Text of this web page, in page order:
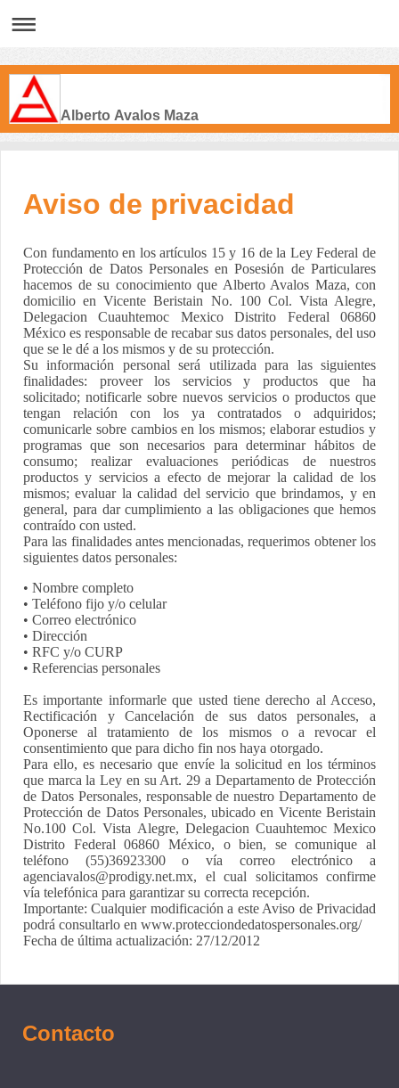
Alberto Avalos Maza
Aviso de privacidad
Con fundamento en los artículos 15 y 16 de la Ley Federal de
Protección de Datos Personales en Posesión de Particulares
hacemos de su conocimiento que Alberto Avalos Maza, con
domicilio en Vicente Beristain No. 100 Col. Vista Alegre,
Delegacion Cuauhtemoc Mexico Distrito Federal 06860
México es responsable de recabar sus datos personales, del uso
que se le dé a los mismos y de su protección.
Su información personal será utilizada para las siguientes
finalidades: proveer los servicios y productos que ha
solicitado; notificarle sobre nuevos servicios o productos que
tengan relación con los ya contratados o adquiridos;
comunicarle sobre cambios en los mismos; elaborar estudios y
programas que son necesarios para determinar hábitos de
consumo; realizar evaluaciones periódicas de nuestros
productos y servicios a efecto de mejorar la calidad de los
mismos; evaluar la calidad del servicio que brindamos, y en
general, para dar cumplimiento a las obligaciones que hemos
contraído con usted.
Para las finalidades antes mencionadas, requerimos obtener los
siguientes datos personales:
• Nombre completo
• Teléfono fijo y/o celular
• Correo electrónico
• Dirección
• RFC y/o CURP
• Referencias personales
Es importante informarle que usted tiene derecho al Acceso,
Rectificación y Cancelación de sus datos personales, a
Oponerse al tratamiento de los mismos o a revocar el
consentimiento que para dicho fin nos haya otorgado.
Para ello, es necesario que envíe la solicitud en los términos
que marca la Ley en su Art. 29 a Departamento de Protección
de Datos Personales, responsable de nuestro Departamento de
Protección de Datos Personales, ubicado en Vicente Beristain
No.100 Col. Vista Alegre, Delegacion Cuauhtemoc Mexico
Distrito Federal 06860 México, o bien, se comunique al
teléfono (55)36923300 o vía correo electrónico a
agenciavalos@prodigy.net.mx, el cual solicitamos confirme
vía telefónica para garantizar su correcta recepción.
Importante: Cualquier modificación a este Aviso de Privacidad
podrá consultarlo en www.protecciondedatospersonales.org/
Fecha de última actualización: 27/12/2012
Contacto